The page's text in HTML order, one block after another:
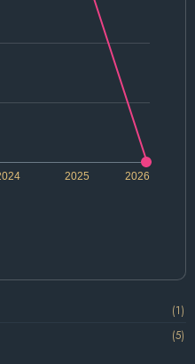
2026
2025
(1)
(5)